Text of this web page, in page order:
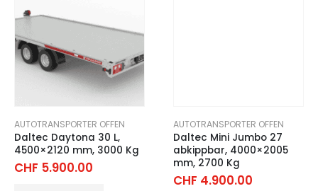
AUTOTRANSPORTER OFFEN
Daltec Daytona 30 L,
4500×2120 mm, 3000 Kg
CHF 5.900.00
AUTOTRANSPORTER OFFEN
Daltec Mini Jumbo 27
abkippbar, 4000×2005
mm, 2700 Kg
CHF 4.900.00